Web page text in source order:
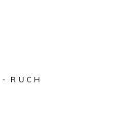
RUCH